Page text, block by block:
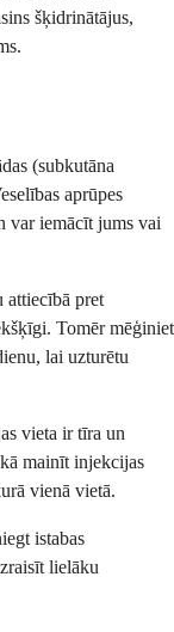
šķidrinātājus,
(subkutāna
aprūpes
var iemācīt jums vai
attiecībā pret
Tomēr mēģiniet
lai uzturētu
vieta ir tīra un
kā mainīt injekcijas
vienā vietā.
istabas
lielāku